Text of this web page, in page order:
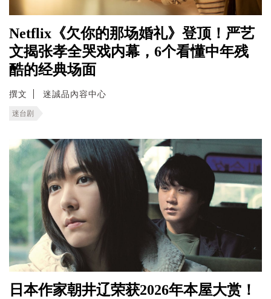
Netflix《欠你的那场婚礼》登顶！严艺
文揭张孝全哭戏内幕，6个看懂中年残
酷的经典场面
撰文 迷誠品內容中心
迷台剧
日本作家朝井辽荣获2026年本屋大赏！